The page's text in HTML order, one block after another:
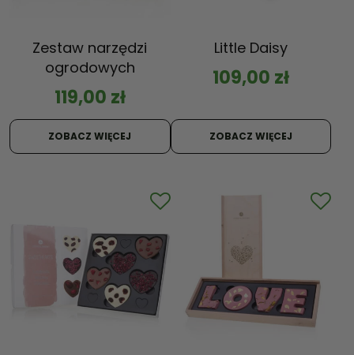
Zestaw narzędzi
ogrodowych
119,00 zł
ZOBACZ WIĘCEJ
Little Daisy
109,00 zł
ZOBACZ WIĘCEJ